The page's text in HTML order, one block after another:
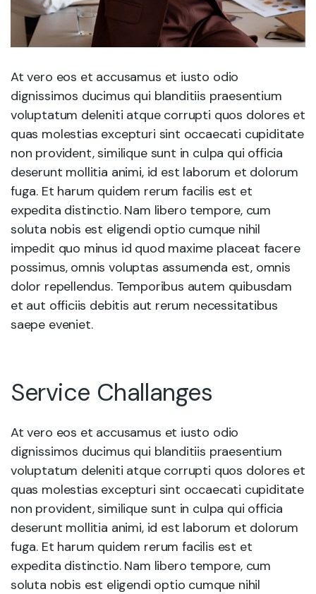
At vero eos et accusamus et iusto odio
dignissimos ducimus qui blanditiis praesentium
voluptatum deleniti atque corrupti quos dolores et
quas molestias excepturi sint occaecati cupiditate
non provident, similique sunt in culpa qui officia
deserunt mollitia animi, id est laborum et dolorum
fuga. Et harum quidem rerum facilis est et
expedita distinctio. Nam libero tempore, cum
soluta nobis est eligendi optio cumque nihil
impedit quo minus id quod maxime placeat facere
possimus, omnis voluptas assumenda est, omnis
dolor repellendus. Temporibus autem quibusdam
et aut officiis debitis aut rerum necessitatibus
saepe eveniet.
Service Challanges
At vero eos et accusamus et iusto odio
dignissimos ducimus qui blanditiis praesentium
voluptatum deleniti atque corrupti quos dolores et
quas molestias excepturi sint occaecati cupiditate
non provident, similique sunt in culpa qui officia
deserunt mollitia animi, id est laborum et dolorum
fuga. Et harum quidem rerum facilis est et
expedita distinctio. Nam libero tempore, cum
soluta nobis est eligendi optio cumque nihil